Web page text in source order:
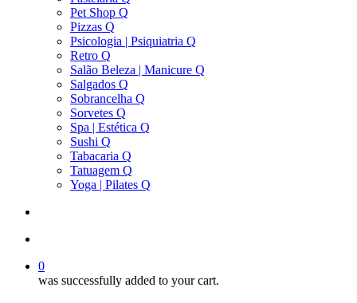
Pet Shop Q
Pizzas Q
Psicologia | Psiquiatria Q
Retro Q
Salão Beleza | Manicure Q
Salgados Q
Sobrancelha Q
Sorvetes Q
Spa | Estética Q
Sushi Q
Tabacaria Q
Tatuagem Q
Yoga | Pilates Q
0
was successfully added to your cart.